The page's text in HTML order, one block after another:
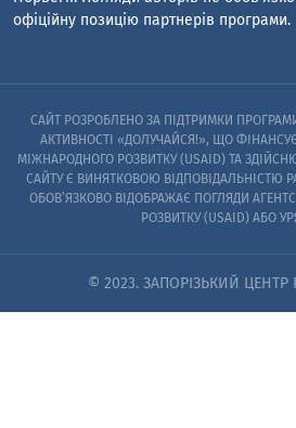
офіційну позицію партнерів програми.
САЙТ РОЗРОБЛЕНО ЗА ПІДТРИМКИ
АКТИВНОСТІ «ДОЛУЧАЙСЯ!», ЩО
МІЖНАРОДНОГО РОЗВИТКУ (USAID) ТА
САЙТУ Є ВИНЯТКОВОЮ ВІДПОВІДАЛЬНІСТЮ
ОБОВ’ЯЗКОВО ВІДОБРАЖАЄ ПОГЛЯДИ
РОЗВИТКУ (USAID) АБО
© 2023. ЗАПОРІЗЬКИЙ ЦЕНТР